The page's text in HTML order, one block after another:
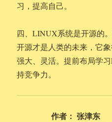
习，提高自己。
四、LINUX系统是开源的
开源才是人类的未来，它
强大、灵活。提前布局学
持竞争力。
作者： 张津东